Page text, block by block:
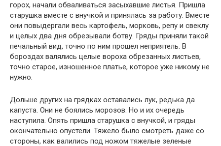
горох, начали обваливаться засыхавшие листья. Пришла
старушка вместе с внучкой и принялась за работу. Вместе
они повыдергали весь картофель, морковь, репу и свеклу
и целых два дня обрезывали ботву. Гряды приняли такой
печальный вид, точно по ним прошел неприятель. В
бороздах валялись целые вороха обрезанных листьев,
точно старое, изношенное платье, которое уже никому не
нужно.
Дольше других на грядках оставались лук, редька да
капуста. Они не боялись морозов. Но и их очередь
наступила. Опять пришла старушка с внучкой, и гряды
окончательно опустели. Тяжело было смотреть даже со
стороны, как валились под ножом тяжелые зеленые